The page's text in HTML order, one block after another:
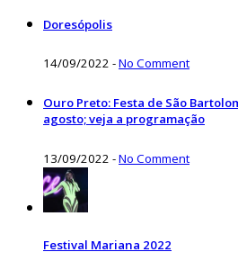
Doresópolis
14/09/2022 -No Comment
Ouro Preto: Festa de São
agosto; veja a programação
13/09/2022 -No Comment
Festival Mariana 2022